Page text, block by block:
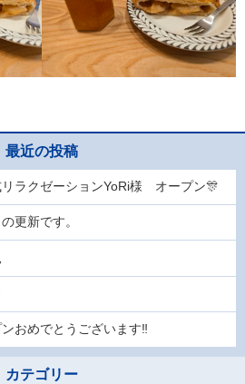
最近の投稿
リラクゼーションYoRi様 オープン🎊
更新です。
おめでとうございます‼
カテゴリー